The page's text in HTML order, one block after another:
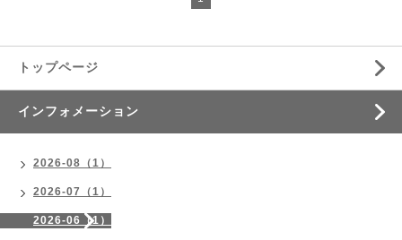
トップページ
インフォメーション
2026-08（1）
2026-07（1）
2026-06（1）